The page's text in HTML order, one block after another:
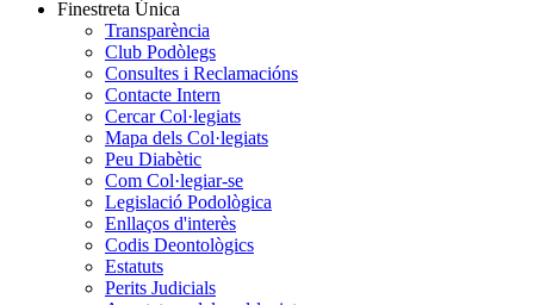
Finestreta Única
Transparència
Club Podòlegs
Consultes i Reclamacións
Contacte Intern
Cercar Col·legiats
Mapa dels Col·legiats
Peu Diabètic
Com Col·legiar-se
Legislació Podològica
Enllaços d'interès
Codis Deontològics
Estatuts
Perits Judicials